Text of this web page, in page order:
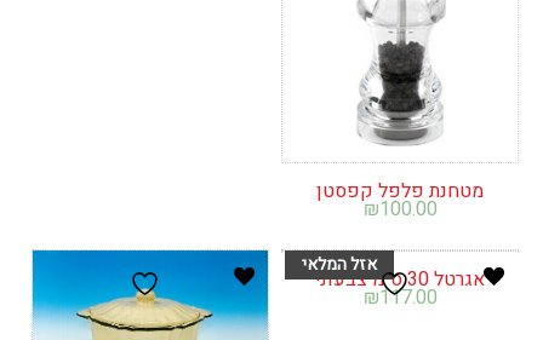
מטחנת פלפל קפסטן
₪100.00
אגרטל 30 ס"מ צבעוני
₪117.00